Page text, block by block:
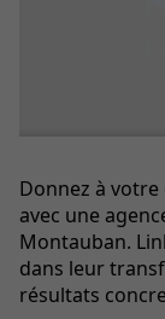
Donnez à
avec une
Montauban.
dans leur
résultats